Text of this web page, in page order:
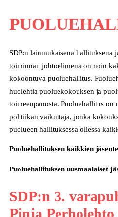
SDP:n lainmukaisena hallituksena
toiminnan johtoelimenä on noin
kokoontuva puoluehallitus.
huolehtia puoluekokouksen ja
toimeenpanosta. Puoluehallitus on
politiikan vaikuttaja, jonka
puolueen hallituksessa ollessa
Puoluehallituksen kaikkien
Puoluehallituksen uusmaalaiset
SDP:n 3.
Pinja Perholehto